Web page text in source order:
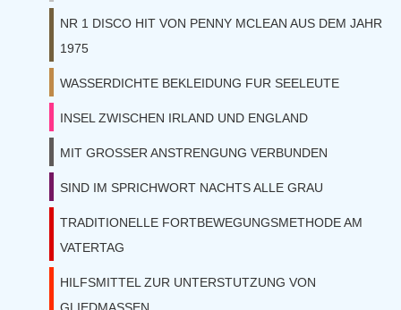
NR 1 DISCO HIT VON PENNY MCLEAN AUS DEM JAHR
1975
WASSERDICHTE BEKLEIDUNG FUR SEELEUTE
INSEL ZWISCHEN IRLAND UND ENGLAND
MIT GROSSER ANSTRENGUNG VERBUNDEN
SIND IM SPRICHWORT NACHTS ALLE GRAU
TRADITIONELLE FORTBEWEGUNGSMETHODE AM
VATERTAG
HILFSMITTEL ZUR UNTERSTUTZUNG VON